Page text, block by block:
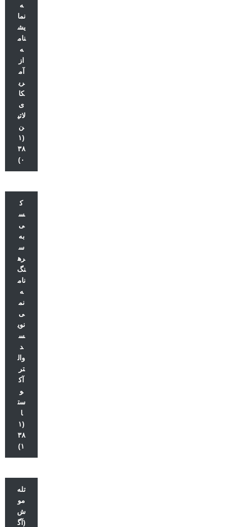
ه
نما
یش
نام
ه
از
آم
ری
کا
ی
لاتی
ن
(۱
۳۸
۰)
ک
س
ی
به
س
ره
نگ
نام
ه
نم
ی
نوی
س
د
وال
تر
آک
و
ست
ا
(۱
۳۸
۱)
تله
مو
ش
(آگ